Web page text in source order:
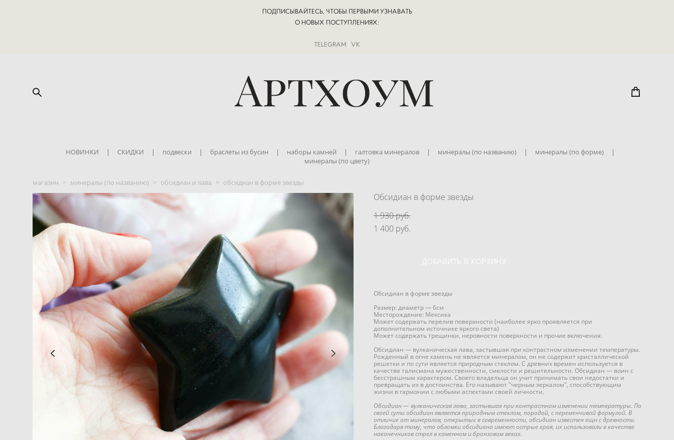
ПОДПИСЫВАЙТЕСЬ, ЧТОБЫ ПЕРВЫМИ УЗНАВАТЬ
О НОВЫХ ПОСТУПЛЕНИЯХ:
TELEGRAM | VK
НОВИНКИ | СКИДКИ | подвески | браслеты из бусин | наборы камней | галтовка минералов | минералы (по названию) | минералы (по форме)
|
минералы (по цвету)
магазин > минералы (по названию) > обсидиан и лава > обсидиан в форме звезды
Обсидиан в форме звезды
1 930 pуб.
1 400 pуб.
ДОБАВИТЬ В КОРЗИНУ
Обсидиан в форме звезды
Размер: диаметр — 6см
Месторождение: Мексика
Может содержать перелив поверхности (наиболее ярко проявляется при
дополнительном источнике яркого света)
Может содержать трещинки, неровности поверхности и прочие включения.
Обсидиан — вулканическая лава, застывшая при контрастном изменении температуры.
Рожденный в огне камень не является минералом, он не содержит кристаллической
решетки и по сути является природным стеклом. С древних времен используется в
качестве талисмана мужественности, смелости и решительности. Обсидиан — воин с
бесстрашным характером. Своего владельца он учит принимать свои недостатки и
превращать их в достоинства. Его называют "черным зеркалом", способствующим
жизни в гармонии с любыми аспектами своей личности.
Обсидиан — вулканическая лава, застывшая при контрастном изменении температуры. По
своей сути обсидиан является природным стеклом, породой, с переменчивой формулой. В
отличие от минералов, открытых в современности, обсидиан известен ещн с древности.
Благодаря тому, что обломки обсидиана имеют острые края, их использовали в качестве
наконечников стрел в каменном и бронзовом веках.